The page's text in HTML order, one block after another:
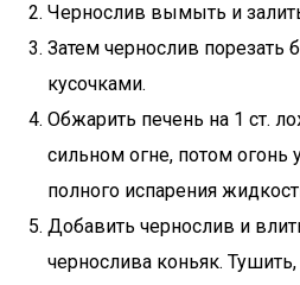
Чернослив вымыть и
Затем чернослив порезать
кусочками.
Обжарить печень на 1 ст.
сильном огне, потом
полного испарения
Добавить чернослив и
чернослива коньяк.